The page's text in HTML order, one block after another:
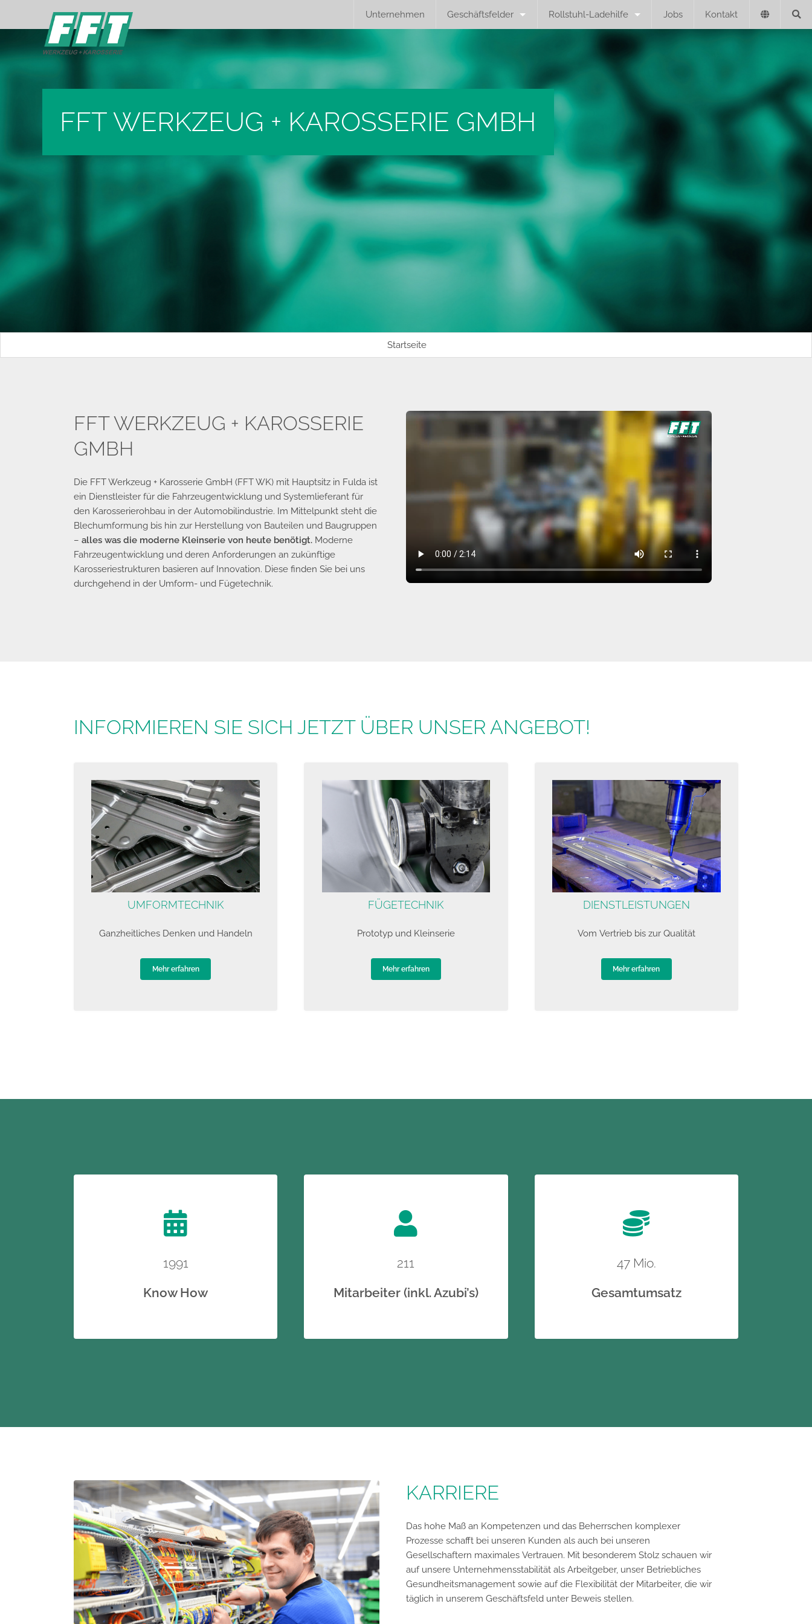
Unternehmen Geschäftsfelder Rollstuhl-Ladehilfe Jobs Kontakt
FFT WERKZEUG + KAROSSERIE GMBH
Startseite
FFT WERKZEUG + KAROSSERIE
GMBH
Die FFT Werkzeug + Karosserie GmbH (FFT WK) mit Hauptsitz in Fulda ist
ein Dienstleister für die Fahrzeugentwicklung und Systemlieferant für
den Karosserierohbau in der Automobilindustrie. Im Mittelpunkt steht die
Blechumformung bis hin zur Herstellung von Bauteilen und Baugruppen
– alles was die moderne Kleinserie von heute benötigt. Moderne
Fahrzeugentwicklung und deren Anforderungen an zukünftige
Karosseriestrukturen basieren auf Innovation. Diese finden Sie bei uns
durchgehend in der Umform- und Fügetechnik.
INFORMIEREN SIE SICH JETZT ÜBER UNSER ANGEBOT!
UMFORMTECHNIK
Ganzheitliches Denken und Handeln
Mehr erfahren
FÜGETECHNIK
Prototyp und Kleinserie
Mehr erfahren
DIENSTLEISTUNGEN
Vom Vertrieb bis zur Qualität
Mehr erfahren
1991
Know How
211
Mitarbeiter (inkl. Azubi’s)
47 Mio.
Gesamtumsatz
KARRIERE
Das hohe Maß an Kompetenzen und das Beherrschen komplexer
Prozesse schafft bei unseren Kunden als auch bei unseren
Gesellschaftern maximales Vertrauen. Mit besonderem Stolz schauen wir
auf unsere Unternehmensstabilität als Arbeitgeber, unser Betriebliches
Gesundheitsmanagement sowie auf die Flexibilität der Mitarbeiter, die wir
täglich in unserem Geschäftsfeld unter Beweis stellen.